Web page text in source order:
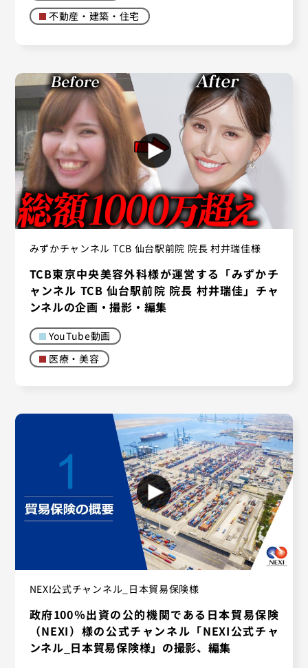
不動産・建築・住宅
みずかチャンネル TCB 仙台駅前院 院長 村井瑞佳様
TCB東京中央美容外科様が運営する「みずかチ
ャンネル TCB 仙台駅前院 院長 村井瑞佳」チャ
ンネルの企画・撮影・編集
YouTube動画
医療・美容
NEXI公式チャンネル_日本貿易保険様
政府100％出資の公的機関である日本貿易保険
（NEXI）様の公式チャンネル「NEXI公式チャ
ンネル_日本貿易保険様」の撮影、編集